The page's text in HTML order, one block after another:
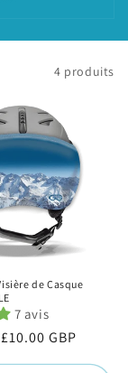
4 produits
de Casque
7 avis
Prix
£10.00 GBP